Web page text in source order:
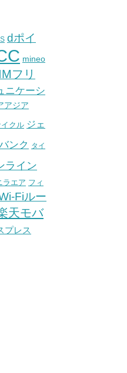
dポイ
mineo
フリ
ニケーシ
アジア
クル ジェ
ンク タイ
ライン
ラエア フィ
Fiルー
天モバ
プレス